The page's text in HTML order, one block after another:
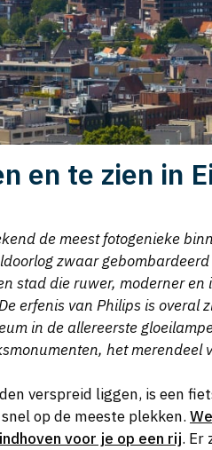
en te zien in
de meest fotogenieke
zwaar
stad die ruwer, moderner
erfenis van Philips is overal
in de allereerste
het merendeel
verspreid liggen, is een
op de meeste plekken.
voor je op een rij. Er